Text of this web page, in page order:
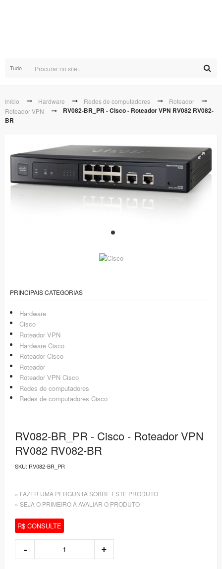
Tudo
Início Hardware Redes de computadores
Roteador
Roteador VPN
RV082-BR_PR - Cisco - Roteador VPN RV082 RV082-
BR
PRINCIPAIS CATEGORIAS
Hardware
Cisco
Roteador VPN
Hardware Cisco
Roteador Cisco
Roteador
Roteador VPN Cisco
Redes de computadores
Redes de computadores Cisco
RV082-BR_PR - Cisco - Roteador VPN
RV082 RV082-BR
SKU: RV082-BR_PR
» FAZER UMA PERGUNTA SOBRE ESTE PRODUTO
» SEJA O PRIMEIRO A AVALIAR O PRODUTO
R$ CONSULTE